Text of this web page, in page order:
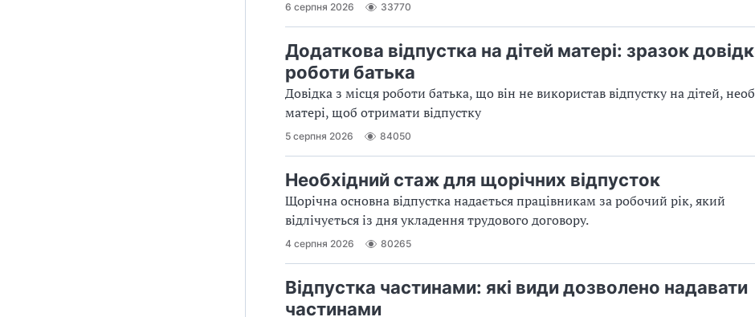
6 серпня 2026 33770
Додаткова відпустка на дітей матері: зразок
роботи батька
Довідка з місця роботи батька, що він не використав відпустку на дітей,
матері, щоб отримати відпустку
5 серпня 2026 84050
Необхідний стаж для щорічних відпусток
Щорічна основна відпустка надається працівникам за робочий рік, який
відлічується із дня укладення трудового договору.
4 серпня 2026 80265
Відпустка частинами: які види дозволено надавати
частинами